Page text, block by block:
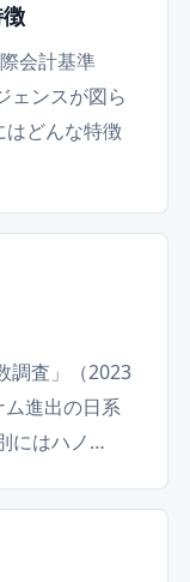
会計基準
ェンスが図ら
はどんな特徴
調査」（2023
進出の日系
にはハノ…